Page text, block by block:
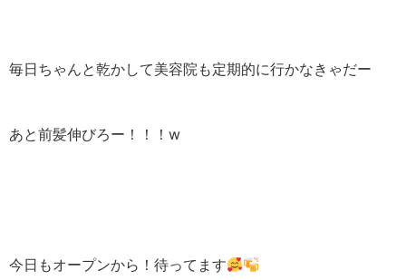
毎日ちゃんと乾かして美容院も定期的に行かなきゃだー
あと前髪伸びろー！！！w
今日もオープンから！待ってます